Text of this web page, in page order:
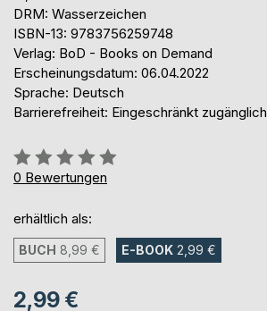
DRM: Wasserzeichen
ISBN-13: 9783756259748
Verlag: BoD - Books on Demand
Erscheinungsdatum: 06.04.2022
Sprache: Deutsch
Barrierefreiheit: Eingeschränkt zugänglich
Bewertung::
0%
0 Bewertungen
erhältlich als:
BUCH 8,99 € E-BOOK 2,99 €
2,99 €